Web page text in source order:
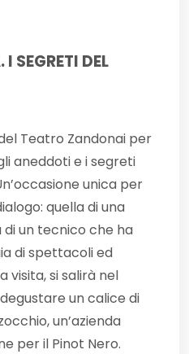
SEGRETI DEL
Teatro Zandonai per
aneddoti e i segreti
unica per
quella di una
un tecnico che ha
di spettacoli ed
visita, si salirà nel
un calice di
un’azienda
per il Pinot Nero.